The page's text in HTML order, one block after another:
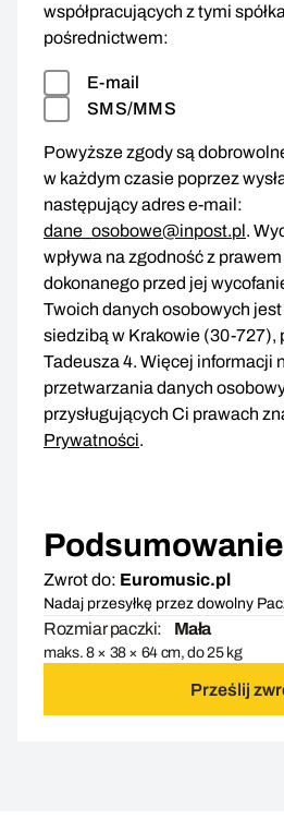
współpracujących z tymi
pośrednictwem:
E-mail
SMS/MMS
Powyższe zgody są
w każdym czasie poprzez
następujący adres e-mail:
dane_osobowe@inpost.pl.
wpływa na zgodność z
dokonanego przed jej
Twoich danych osobowych jest
siedzibą w Krakowie (30-727),
Tadeusza 4. Więcej informacji
przetwarzania danych
przysługujących Ci prawach
Prywatności.
Podsumowanie
Zwrot do: Euromusic.pl
Nadaj przesyłkę przez dowolny
Rozmiar paczki: Mała
maks. 8 × 38 × 64 cm, do 25 kg
Prześlij